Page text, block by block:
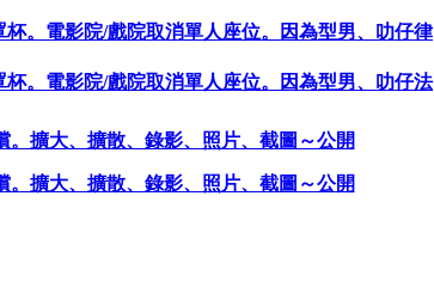
。電影院/戲院取消單人座位。因為型男、叻仔律
。電影院/戲院取消單人座位。因為型男、叻仔法
擴大、擴散、錄影、照片、截圖～公開
擴大、擴散、錄影、照片、截圖～公開